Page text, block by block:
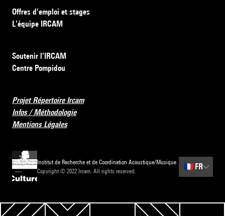
Offres d’emploi et stages
L’équipe IRCAM
Soutenir l’IRCAM
Centre Pompidou
Projet Répertoire Ircam
Infos / Méthodologie
Mentions Légales
Institut de Recherche et de Coordination Acoustique/Musique
Copyright © 2022 Ircam. All rights reserved.
🇫🇷 FR